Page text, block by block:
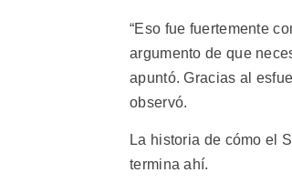
“Eso fue fuertemente
argumento de que
apuntó. Gracias al
observó.
La historia de cómo el
termina ahí.